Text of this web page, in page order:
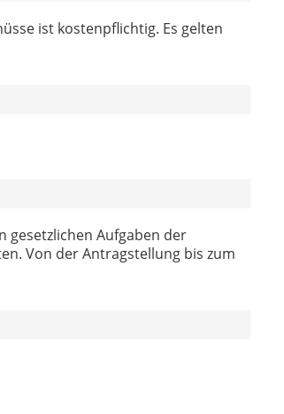
ist kostenpflichtig. Es gelten
gesetzlichen Aufgaben der
Von der Antragstellung bis zum